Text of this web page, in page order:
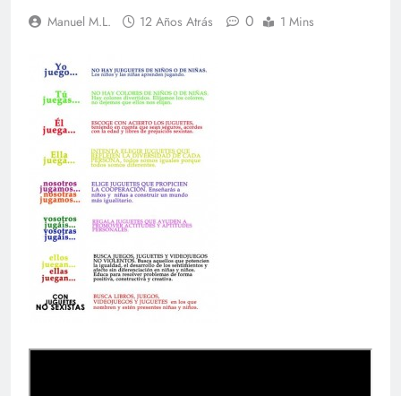
Manuel M.L. 12 Años Atrás 0 1 Mins